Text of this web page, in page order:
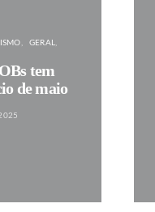
GERAL
tem
de maio